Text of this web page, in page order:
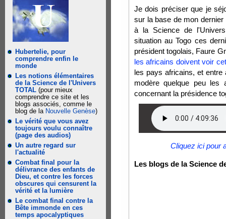
Hubertelie, pour
comprendre enfin le
monde
Les notions élémentaires
de la Science de l'Univers
TOTAL (pour mieux
comprendre ce site et les
blogs associés, comme le
blog de la Nouvelle Genèse)
Le vérité que vous avez
toujours voulu connaître
(page des audios)
Un autre regard sur
l'actualité
Combat final pour la
délivrance des enfants de
Dieu, et contre les forces
obscures qui censurent la
vérité et la lumière
Le combat final contre la
Bête immonde en ces
temps apocalyptiques
Je dois préciser que je
sur la base de mon
à la Science de
situation au Togo ces
président togolais, Faure
les africains doivent voir
les pays africains, et entre
modère quelque peu les
concernant la présidence
Cliquez ici pour
Les blogs de la Science